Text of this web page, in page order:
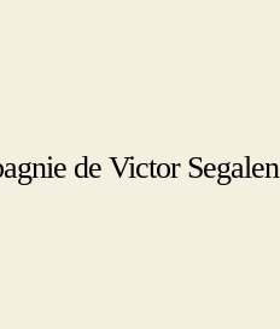
de Victor Segalen